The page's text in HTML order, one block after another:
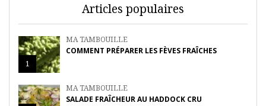
Articles populaires
1
MA TAMBOUILLE
COMMENT PRÉPARER LES FÈVES FRAÎCHES
MA TAMBOUILLE
SALADE FRAÎCHEUR AU HADDOCK CRU